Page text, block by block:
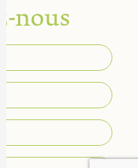
nous